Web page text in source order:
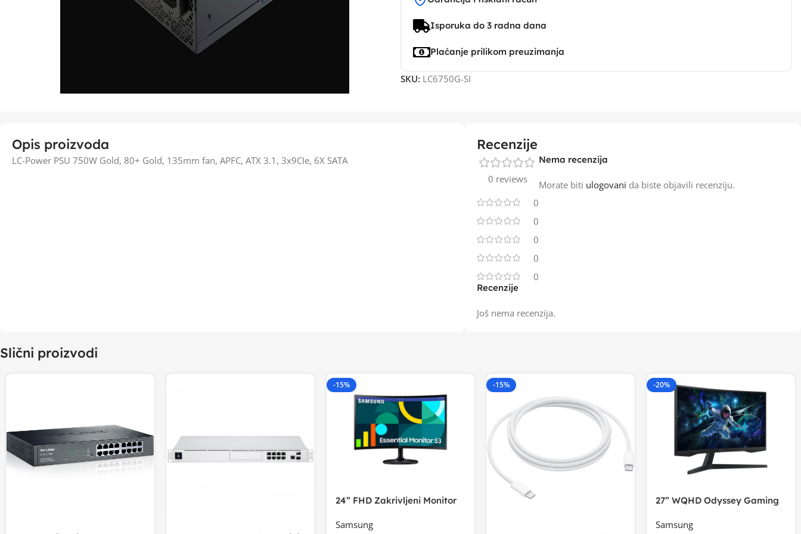
Isporuka do 3 radna dana
Plaćanje prilikom preuzimanja
SKU: LC6750G-SI
Opis proizvoda
LC-Power PSU 750W Gold, 80+ Gold, 135mm fan, APFC, ATX 3.1, 3x9CIe, 6X SATA
Recenzije
0 reviews
0
0
0
0
0
Recenzije
Još nema recenzija.
Nema recenzija
Morate biti ulogovani da biste objavili recenziju.
Slični proizvodi
-15%
24” FHD Zakrivljeni Monitor
Samsung
-15% -20%
27” WQHD Odyssey Gaming
Samsung